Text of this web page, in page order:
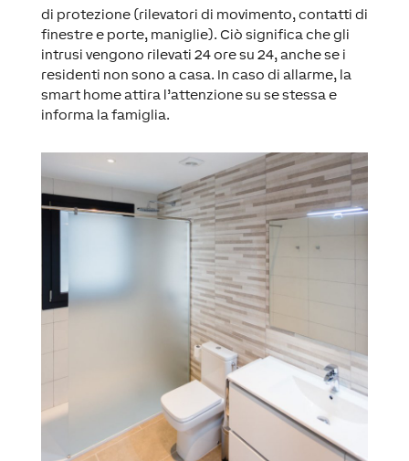
di protezione (rilevatori di movimento, contatti di
finestre e porte, maniglie). Ciò significa che gli
intrusi vengono rilevati 24 ore su 24, anche se i
residenti non sono a casa. In caso di allarme, la
smart home attira l’attenzione su se stessa e
informa la famiglia.